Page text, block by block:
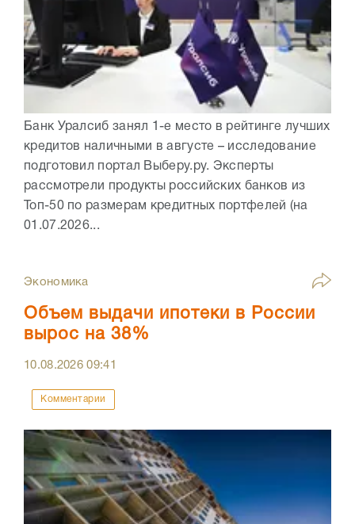
Банк Уралсиб занял 1-е место в рейтинге лучших
кредитов наличными в августе – исследование
подготовил портал Выберу.ру. Эксперты
рассмотрели продукты российских банков из
Топ-50 по размерам кредитных портфелей (на
01.07.2026...
Экономика
Объем выдачи ипотеки в России
вырос на 38%
10.08.202609:41
Комментарии